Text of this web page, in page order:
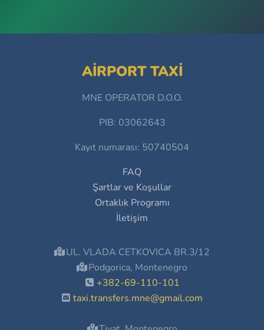
AIRPORT TAXI
MNE OPERATOR D.O.O.
PIB: 03062643
Kayıt numarası: 50740504
FAQ
Şartlar ve Koşullar
Ortaklık Programı
İletişim
UL. VLADA CETKOVICA BR.3/12
Podgorica, Montenegro
+382-69-110-101
taxi.transfers.mne@gmail.com